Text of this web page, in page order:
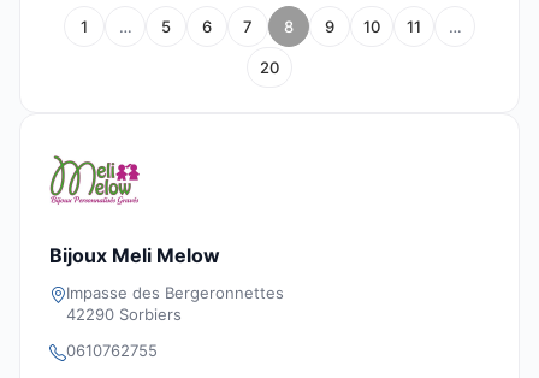
1 … 5 6 7 8 9 10 11 …
20
Bijoux Meli Melow
Impasse des Bergeronnettes
42290 Sorbiers
0610762755